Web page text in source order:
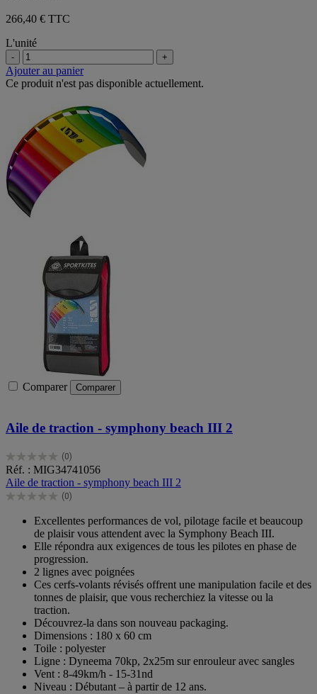
266,40 € TTC
L'unité
- +
Ajouter au panier
Ce produit n'est pas disponible actuellement.
Comparer Comparer
Aile de traction - symphony beach III 2
(0)
0.0
sur
5
étoiles.
Réf. : MIG34741056
Aile de traction - symphony beach III 2
(0)
0.0
étoiles.
Excellentes performances de vol, pilotage facile et beaucoup
de plaisir vous attendent avec la Symphony Beach III.
Elle répondra aux exigences de tous les pilotes en phase de
progression.
2 lignes avec poignées
Ces cerfs-volants révisés offrent une manipulation facile et des
tonnes de plaisir, que vous recherchiez la vitesse ou la
traction.
Découvrez-la dans son nouveau packaging.
Dimensions : 180 x 60 cm
Toile : polyester
Ligne : Dyneema 70kp, 2x25m sur enrouleur avec sangles
Vent : 8-49km/h - 15-31nd
Niveau : Débutant – à partir de 12 ans.